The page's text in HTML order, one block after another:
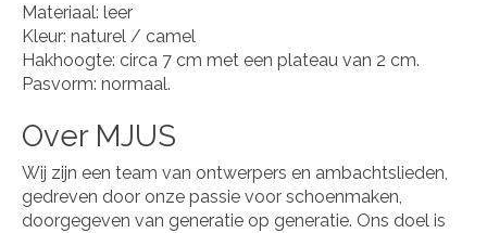
Materiaal: leer
Kleur: naturel / camel
Hakhoogte: circa 7 cm met een plateau van 2 cm.
Pasvorm: normaal.
Over MJUS
Wij zijn een team van ontwerpers en ambachtslieden,
gedreven door onze passie voor schoenmaken,
doorgegeven van generatie op generatie. Ons doel is